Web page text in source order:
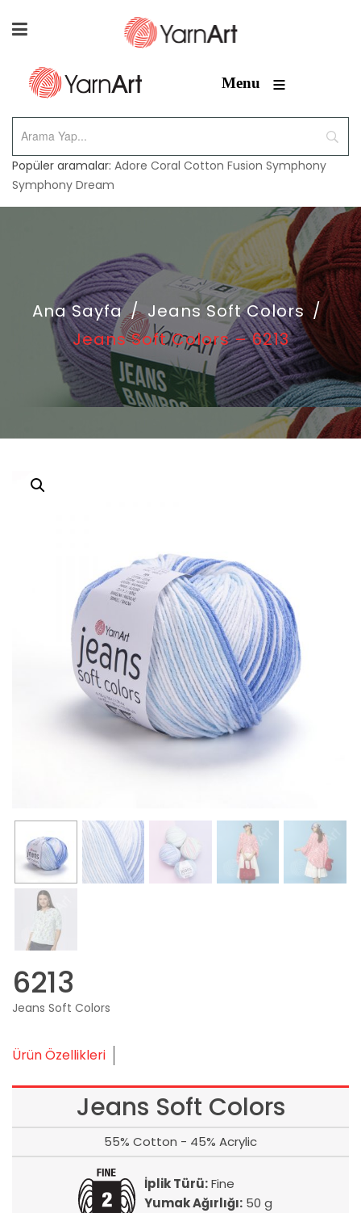
Menu ≡
Popüler aramalar: Adore Coral Cotton Fusion Symphony
Symphony Dream
Ana Sayfa / Jeans Soft Colors /
Jeans Soft Colors – 6213
6213
Jeans Soft Colors
Ürün Özellikleri
Jeans Soft Colors
55% Cotton - 45% Acrylic
İplik Türü:Fine
Yumak Ağırlığı:50 g